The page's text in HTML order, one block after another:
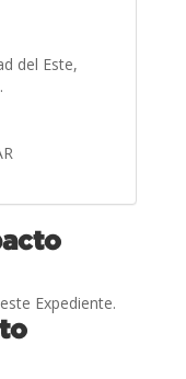
del Este,
Expediente.